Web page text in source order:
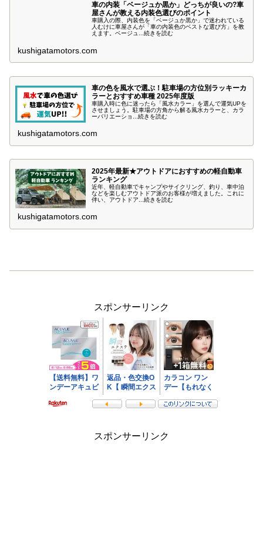
車の内装「ベージュか黒か」どっちが良いの?車
屋さんが教える内装色選びのポイント
車購入の際、内装色を「ベージュか黒か」で迷われている
人むけに車屋さんが「車の内装色のベストな選び方」を教
えます。ベージュ...続きを読む
kushigatamotors.com
車の色を風水で選ぶ！駐車場の方位別ラッキーカ
ラーとおすすめ車種 2025年度版
車購入時に色に迷ったら「風水カラー」を選んで運気UPを
させましょう。駐車場の方角から解る風水カラーと、カラ
ーバリエーショ...続きを読む
kushigatamotors.com
2025年最新★アウトドアにおすすめの軽自動車
ランキング
近年、軽自動車でキャンプやサイクリング、釣り、車中泊
などを楽しむアウトドア派のお客様が増えました。これに
伴い、アウトドア...続きを読む
kushigatamotors.com
スポンサーリンク
スポンサーリンク